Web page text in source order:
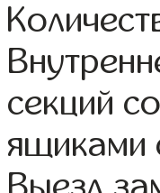
секций
ящиками